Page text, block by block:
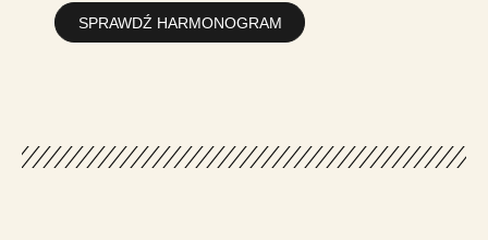
SPRAWDŹ HARMONOGRAM